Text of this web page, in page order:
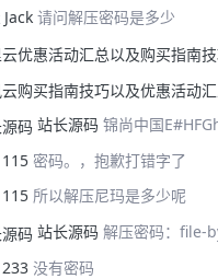
Jack 请问解压密码是多少
站长源码 锦尚中国
115 密码。，抱歉打错字了
115 所以解压尼玛是多少呢
站长源码 解压密码：file-
233 没有密码